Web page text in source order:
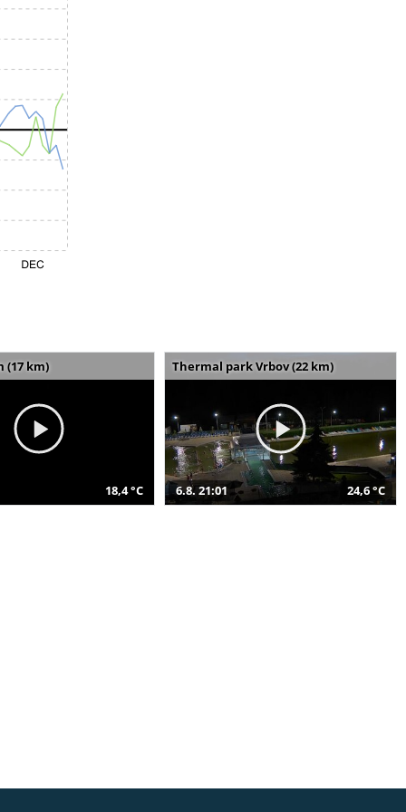
(17 km)
18,4 °C
Thermal park Vrbov (22 km)
6.8. 21:01 24,6 °C